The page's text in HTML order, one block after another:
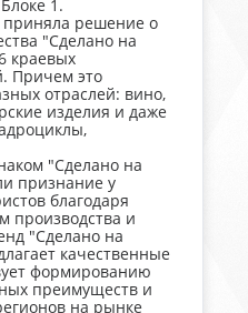
1.
приняла решение о
"Сделано на
краевых
Причем это
отраслей: вино,
изделия и даже
"Сделано на
признание у
благодаря
производства и
"Сделано на
качественные
формированию
преимуществ и
на рынке